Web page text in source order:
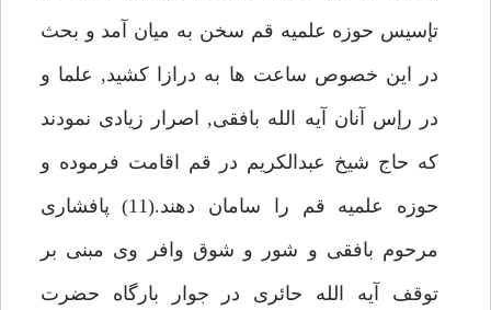
تإسيس حوزه علميه قم سخن به ميان آمد و بحث
در اين خصوص ساعت ها به درازا كشيد, علما و
در رإس آنان آيه الله بافقى, اصرار زيادى نمودند
كه حاج شيخ عبدالكريم در قم اقامت فرموده و
حوزه علميه قم را سامان دهند.(11) پافشارى
مرحوم بافقى و شور و شوق وافر وى مبنى بر
توقف آيه الله حائرى در جوار بارگاه حضرت